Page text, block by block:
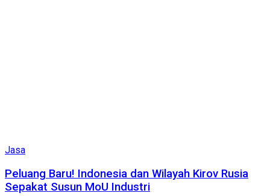
Jasa
Peluang Baru! Indonesia dan Wilayah Kirov Rusia
Sepakat Susun MoU Industri